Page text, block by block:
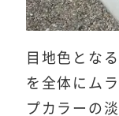
目地色とな
を全体にム
プカラーの